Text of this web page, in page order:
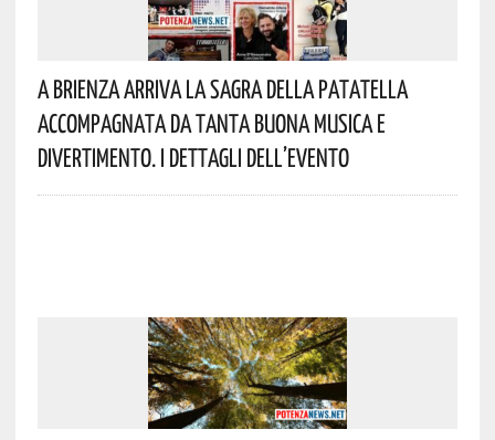
A Brienza Arriva La Sagra Della Patatella
Accompagnata Da Tanta Buona Musica E
Divertimento. I Dettagli Dell’evento